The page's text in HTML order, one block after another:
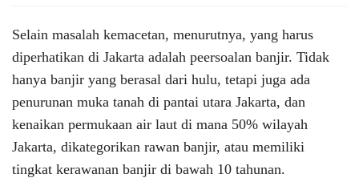
Selain masalah kemacetan, menurutnya, yang harus
diperhatikan di Jakarta adalah peersoalan banjir. Tidak
hanya banjir yang berasal dari hulu, tetapi juga ada
penurunan muka tanah di pantai utara Jakarta, dan
kenaikan permukaan air laut di mana 50% wilayah
Jakarta, dikategorikan rawan banjir, atau memiliki
tingkat kerawanan banjir di bawah 10 tahunan.